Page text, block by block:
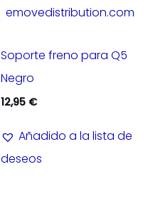
emovedistribution.com
Soporte freno para Q5
Negro
12,95 €
Añadido a la lista de
deseos